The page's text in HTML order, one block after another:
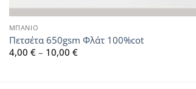
ΜΠΑΝΙΟ
Πετσέτα 650gsm Φλάτ 100%cot
4,00 € – 10,00 €Price